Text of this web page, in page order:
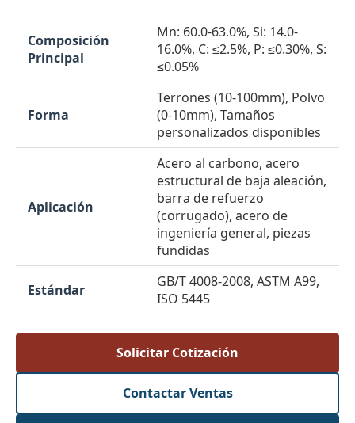
Composición
Principal
Mn: 60.0-63.0%, Si: 14.0-
16.0%, C: ≤2.5%, P: ≤0.30%, S:
≤0.05%
Forma
Terrones (10-100mm), Polvo
(0-10mm), Tamaños
personalizados disponibles
Aplicación
Acero al carbono, acero
estructural de baja aleación,
barra de refuerzo
(corrugado), acero de
ingeniería general, piezas
fundidas
Estándar
GB/T 4008-2008, ASTM A99,
ISO 5445
Solicitar Cotización
Contactar Ventas